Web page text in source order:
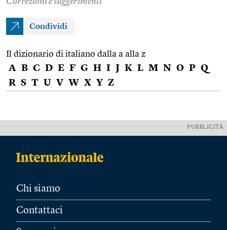
Condividi
Il dizionario di italiano dalla a alla z
A B C D E F G H I J K L M N O P Q
R S T U V W X Y Z
PUBBLICITÀ
Chi siamo
Contattaci